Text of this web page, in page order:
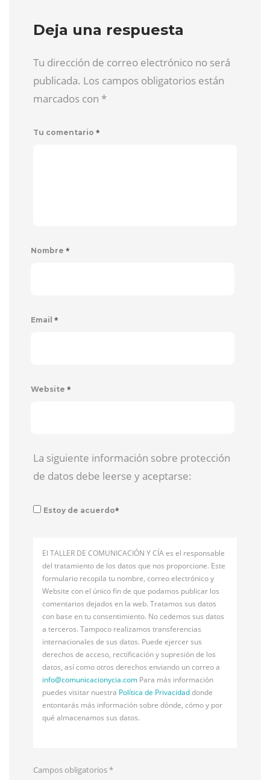
Deja una respuesta
Tu dirección de correo electrónico no será
publicada. Los campos obligatorios están
marcados con *
Tu comentario *
Nombre *
Email *
Website *
La siguiente información sobre protección
de datos debe leerse y aceptarse:
Estoy de acuerdo*
El TALLER DE COMUNICACIÓN Y CÍA es el responsable
del tratamiento de los datos que nos proporcione. Este
formulario recopila tu nombre, correo electrónico y
Website con el único fin de que podamos publicar los
comentarios dejados en la web. Tratamos sus datos
con base en tu consentimiento. No cedemos sus datos
a terceros. Tampoco realizamos transferencias
internacionales de sus datos. Puede ejercer sus
derechos de acceso, rectificación y supresión de los
datos, así como otros derechos enviando un correo a
info@comunicacionycia.com Para más información
puedes visitar nuestra Política de Privacidaddonde
entontarás más información sobre dónde, cómo y por
qué almacenamos sus datos.
Campos obligatorios*